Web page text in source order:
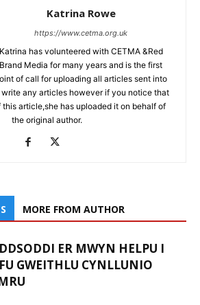
Katrina Rowe
https://www.cetma.org.uk
Katrina has volunteered with CETMA &Red
Brand Media for many years and is the first
of call for uploading all articles sent into
write any articles however if you notice that
article,she has uploaded it on behalf of
the original author.
MORE FROM AUTHOR
ER MWYN HELPU I
GWEITHLU CYNLLUNIO